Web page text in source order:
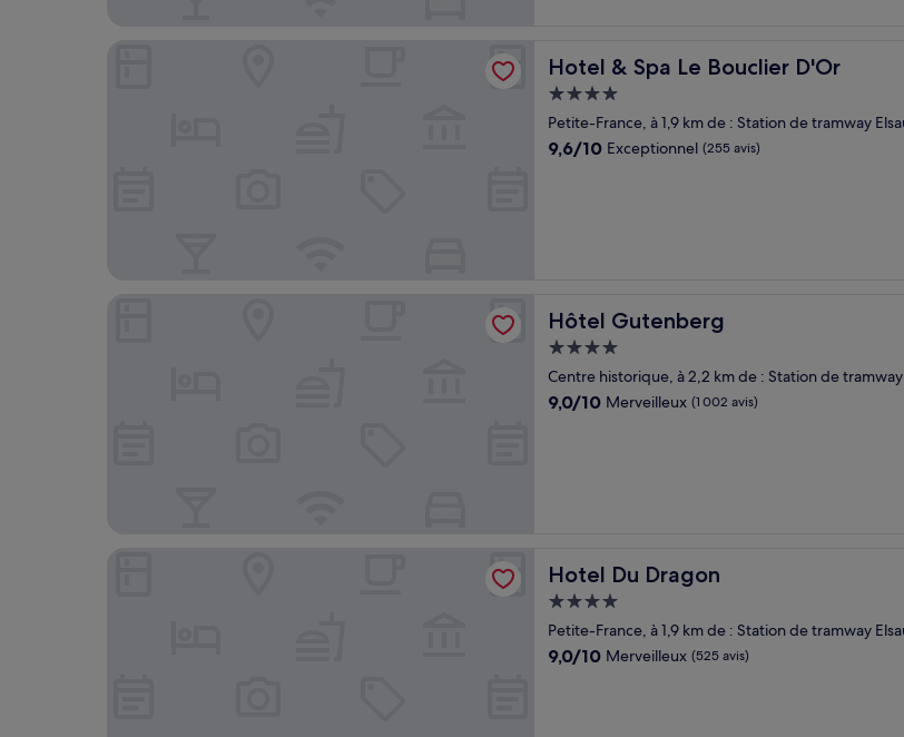
Hotel & Spa Le Bouclier D'Or
Hotel & Spa Le Bouclier D'Or
Hébergement
4.0 étoiles
Petite-France, à 1,9 km de : Station de tramway
9.6
9,6/10 Exceptionnel (255 avis)
Hôtel Gutenberg
Hôtel Gutenberg
Hébergement
4.0 étoiles
Centre historique, à 2,2 km de : Station de tramway
9.0
9,0/10 Merveilleux (1 002 avis)
Hotel Du Dragon
Hotel Du Dragon
Hébergement
4.0 étoiles
Petite-France, à 1,9 km de : Station de tramway
9.0
9,0/10 Merveilleux (525 avis)